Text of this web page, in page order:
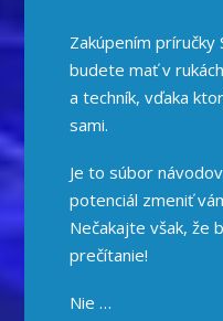
Zakúpením
budete mať v
a techník, vďaka
sami.
Je to súbor
potenciál zmeniť
Nečakajte však, že
prečítanie!
Nie …